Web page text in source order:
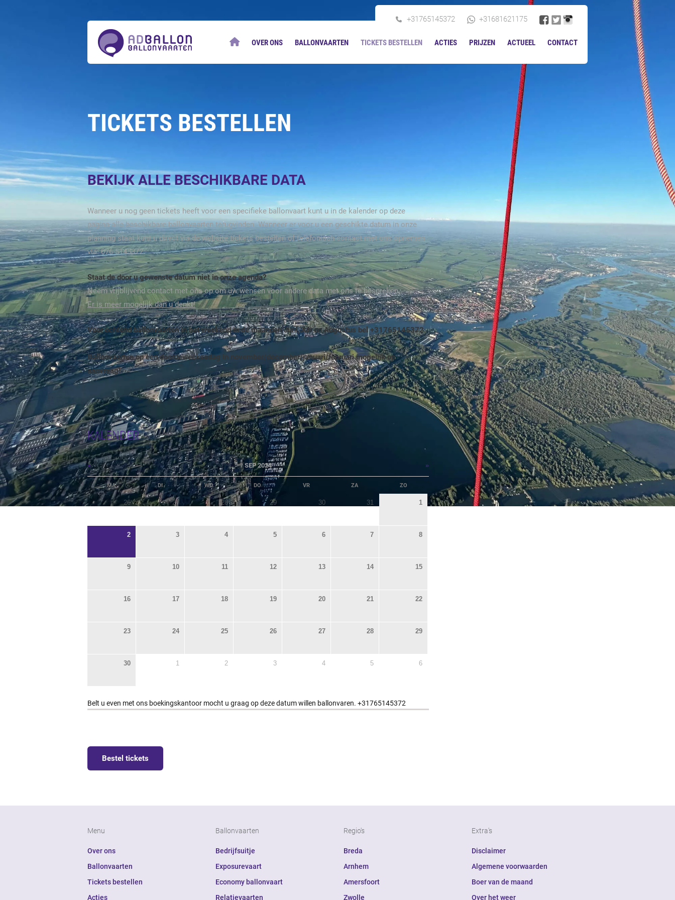
OVER ONS BALLONVAARTEN TICKETS BESTELLEN ACTIES PRIJZEN ACTUEEL CONTACT
+31765145372 +31681621175
TICKETS BESTELLEN
BEKIJK ALLE BESCHIKBARE DATA
Wanneer u nog geen tickets heeft voor een specifieke ballonvaart kunt u in de kalender op deze
pagina alle beschikbare ballonvaarten terugvinden. Wanneer er voor u een geschikte datum in onze
planning staat kunt u direct via de website tickets bestellen of telefonisch contact met ons opnemen
via: 076-5145372.
Staat de door u gewenste datum niet in onze agenda?
Neem vrijblijvend contact met ons op om uw wensen voor andere data met ons te bespreken.
Er is meer mogelijk dan u denkt!
Voor ochtend ballonvaarten in het weekend in de maanden Juni,Juli en Augustus bel +31765145372.
Ballonvaarten op een doordeweeksedag in november/december/januari/februari mogelijk op
aanvraag!
KALENDER
« SEP 2024 »
MA DI WO DO VR ZA ZO
26 27 28 29 30 31 1
2 3 4 5 6 7 8
9 10 11 12 13 14 15
16 17 18 19 20 21 22
23 24 25 26 27 28 29
30 1 2 3 4 5 6
Belt u even met ons boekingskantoor mocht u graag op deze datum willen ballonvaren. +31765145372
Bestel tickets
Menu
Over ons
Ballonvaarten
Tickets bestellen
Acties
Ballonvaarten
Bedrijfsuitje
Exposurevaart
Economy ballonvaart
Relatievaarten
Regio's
Breda
Arnhem
Amersfoort
Zwolle
Extra's
Disclaimer
Algemene voorwaarden
Boer van de maand
Over het weer